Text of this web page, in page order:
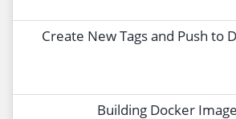
10. Create New Tags and Push to
11. Building Docker